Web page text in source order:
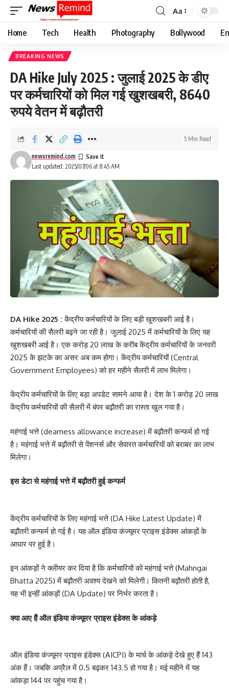
Font
Resizer
Aa
Home Tech Health Photography Bollywood
BREAKING NEWS
DA Hike July 2025 : जुलाई 2025 के डीए
पर कर्मचारियों को मिल गई खुशखबरी, 8640
रुपये वेतन में बढ़ौतरी
Last updated: 2025/07/06 at 8:45 AM
newsremind.com
5 Min Read
DA Hike 2025 :केंद्रीय कर्मचारियों के लिए बड़ी खुशखबरी आई है।
कर्मचारियों की सैलरी बढ़ने जा रही है। जुलाई 2025 में कर्मचारियों के लिए यह
खुशखबरी आई है। एक करोड़ 20 लाख के करीब केंद्रीय कर्मचारियों के जनवरी
2025 के झटके का असर अब कम होगा। केंद्रीय कर्मचारियों (Central
Government Employees) को हर महीने सैलरी में लाभ मिलेगा।
केंद्रीय कर्मचारियों के लिए बड़ा अपडेट सामने आया है। देश के 1 करोड़ 20 लाख
केंद्रीय कर्मचारियों की सैलरी में बंपर बढ़ौतरी का रास्ता खुल गया है।
महंगाई भत्ते (dearness allowance increase) में बढ़ौतरी कन्फर्म हो गई
है। महंगाई भत्ते में बढ़ौतरी से पेंशनर्स और सेवारत कर्मचारियों को बराबर का लाभ
मिलेगा।
इस डेटा से महंगाई भत्ते में बढ़ौतरी हुई कन्फर्म
केंद्रीय कर्मचारियों के लिए महंगाई भत्ते (DA Hike Latest Update) में
बढ़ौतरी कन्फर्म हो गई है। यह ऑल इंडिया कंज्यूमर प्राइस इंडेक्स आंकड़ों के
आधार पर हुई है।
इन आंकड़ों ने क्लीयर कर दिया है कि कर्मचारियों को महंगाई भत्ते (Mahngai
Bhatta 2025) में बढ़ौतरी अवश्य देखने को मिलेगी। कितनी बढ़ौतरी होती है,
यह भी इन्हीं आंकड़ों (DA Update) पर निर्भर करता है।
क्या आए हैं ऑल इंडिया कंज्यूमर प्राइस इंडेक्स के आंकड़े
ऑल इंडिया कंज्यूमर प्राइस इंडेक्स (AICPI) के मार्च के आंकड़े देखे हुए हैं 143
अंक हैं। जबकि अप्रैल में 0.5 बढ़कर 143.5 हो गया है। मई महीने में यह
आंकड़ा 144 पर पहुंच गया है।